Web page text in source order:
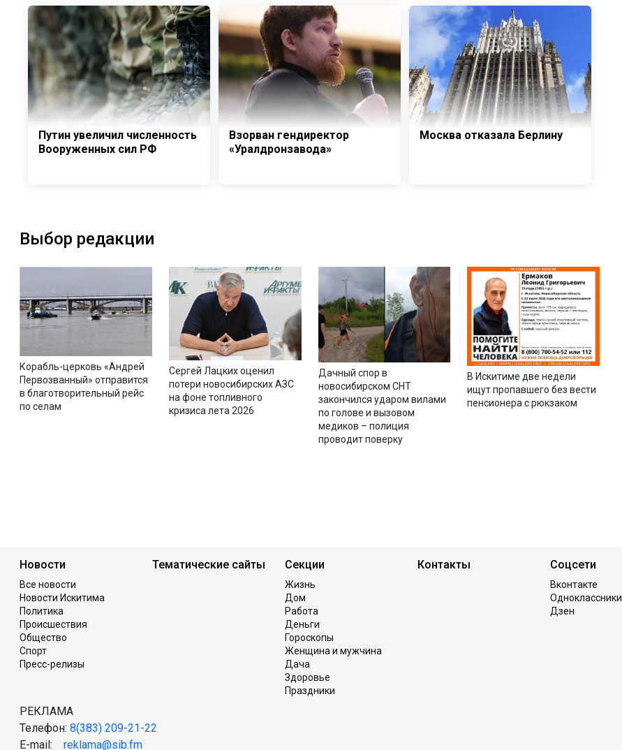
Путин увеличил численность
Вооруженных сил РФ
Взорван гендиректор
«Уралдронзавода»
Москва отказала Берлину
Выбор редакции
Корабль-церковь «Андрей
Первозванный» отправится
в благотворительный рейс
по селам
Сергей Лацких оценил
потери новосибирских АЗС
на фоне топливного
кризиса лета 2026
Дачный спор в
новосибирском СНТ
закончился ударом вилами
по голове и вызовом
медиков – полиция
проводит поверку
В Искитиме две недели
ищут пропавшего без вести
пенсионера с рюкзаком
Новости
Все новости
Новости Искитима
Политика
Происшествия
Общество
Спорт
Пресс-релизы
Тематические сайты Секции
Жизнь
Дом
Работа
Деньги
Гороскопы
Женщина и мужчина
Дача
Здоровье
Праздники
Контакты Соцсети
Вконтакте
Одноклассники
Дзен
РЕКЛАМА
Телефон: 8(383) 209-21-22
E-mail: reklama@sib.fm